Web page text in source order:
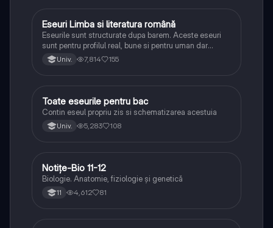
Limba și literatura română
Eseuri Limba si literatura română
Eseurile sunt structurate dupa barem. Aceste eseuri
sunt pentru profilul real, bune si pentru uman dar
lipsesc relatiile dintre personaje si caracrerizarile.
Univ. 7,814 155
Limba și literatura română
Toate eseurile pentru bac
Contin eseul propriu zis si schematizarea acestuia
Univ. 5,283 108
Biologie
Notițe-Bio 11-12
Biologie. Anatomie, fiziologie și genetică
11 4,612 81